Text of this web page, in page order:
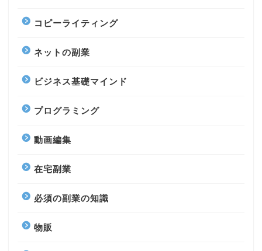
コピーライティング
ネットの副業
ビジネス基礎マインド
プログラミング
動画編集
在宅副業
必須の副業の知識
物販